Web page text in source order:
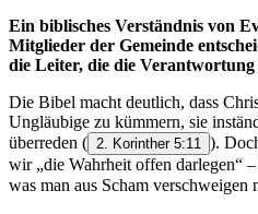
Ein biblisches Verständnis von
Mitglieder der Gemeinde
die Leiter, die die
Die Bibel macht deutlich, dass
Ungläubige zu kümmern, sie
überreden ( 2. Korinther 5:11 ).
wir „die Wahrheit offen darlegen“
was man aus Scham verschweigen